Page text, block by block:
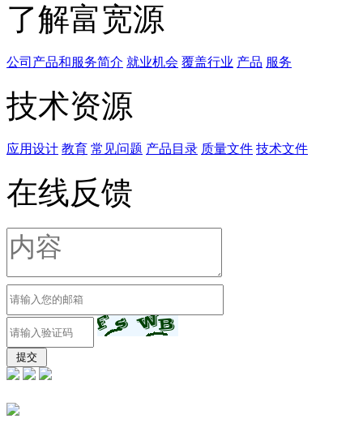
了解富宽源
公司产品和服务简介 就业机会 覆盖行业 产品 服务
技术资源
应用设计 教育 常见问题 产品目录 质量文件 技术文件
在线反馈